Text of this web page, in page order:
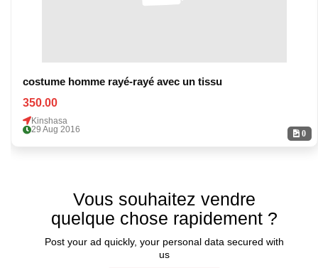
0
costume homme rayé-rayé avec un tissu
350.00
Kinshasa
29 Aug 2016
Vous souhaitez vendre
quelque chose rapidement ?
Post your ad quickly, your personal data secured with
us